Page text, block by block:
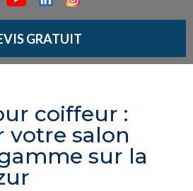
GRATUIT
coiffeur :
votre salon
sur la